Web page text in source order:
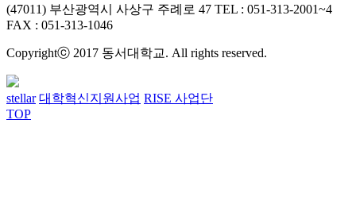
(47011) 부산광역시 사상구 주례로 47 TEL : 051-313-2001~4
FAX : 051-313-1046
Copyrightⓒ 2017 동서대학교. All rights reserved.
stellar 대학혁신지원사업 RISE 사업단
TOP